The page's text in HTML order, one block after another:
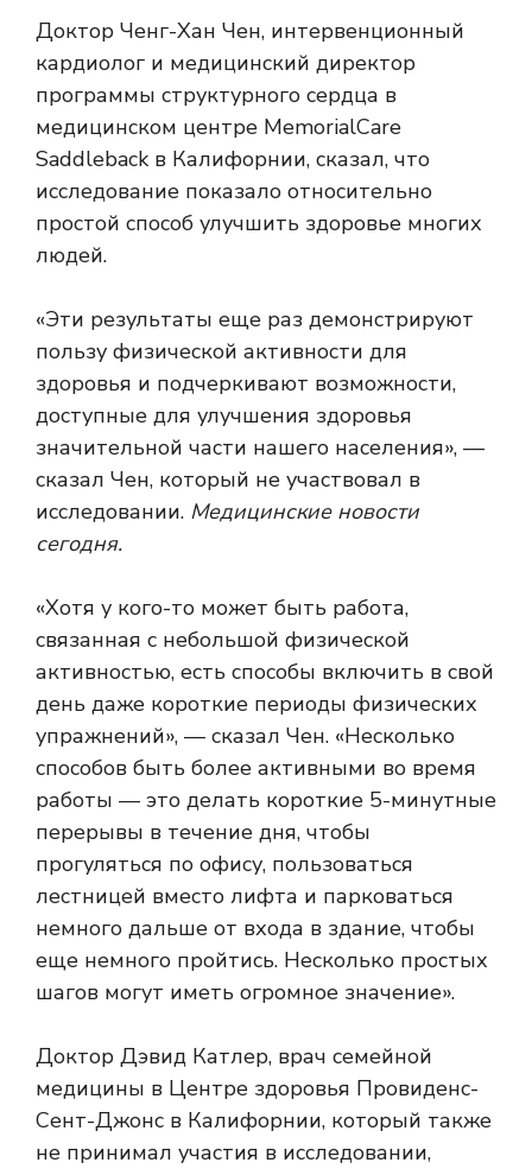
Доктор Ченг-Хан Чен, интервенционный
кардиолог и медицинский директор
программы структурного сердца в
медицинском центре MemorialCare
Saddleback в Калифорнии, сказал, что
исследование показало относительно
простой способ улучшить здоровье многих
людей.
«Эти результаты еще раз демонстрируют
пользу физической активности для
здоровья и подчеркивают возможности,
доступные для улучшения здоровья
значительной части нашего населения», —
сказал Чен, который не участвовал в
исследовании. Медицинские новости
сегодня.
«Хотя у кого-то может быть работа,
связанная с небольшой физической
активностью, есть способы включить в свой
день даже короткие периоды физических
упражнений», — сказал Чен. «Несколько
способов быть более активными во время
работы — это делать короткие 5-минутные
перерывы в течение дня, чтобы
прогуляться по офису, пользоваться
лестницей вместо лифта и парковаться
немного дальше от входа в здание, чтобы
еще немного пройтись. Несколько простых
шагов могут иметь огромное значение».
Доктор Дэвид Катлер, врач семейной
медицины в Центре здоровья Провиденс-
Сент-Джонс в Калифорнии, который также
не принимал участия в исследовании,